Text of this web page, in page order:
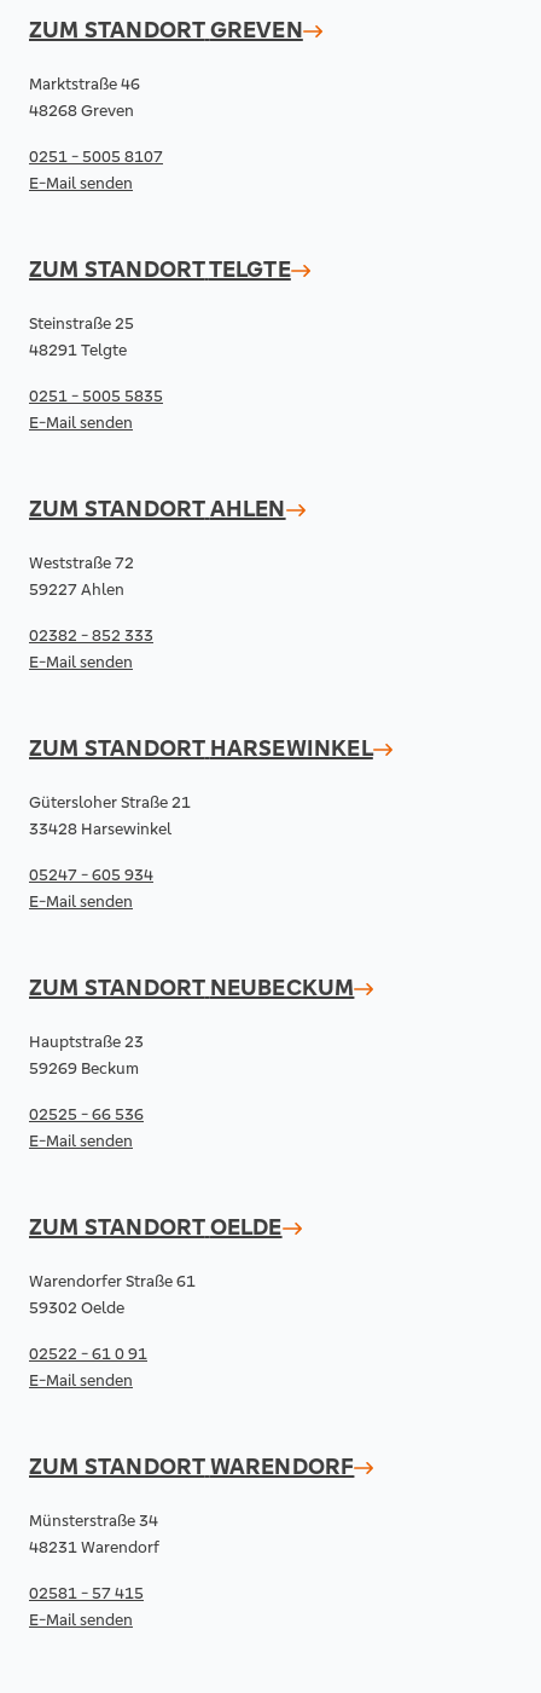
ZUM STANDORTGREVEN
Marktstraße 46
48268 Greven
0251 - 5005 8107
E-Mail senden
ZUM STANDORTTELGTE
Steinstraße 25
48291 Telgte
0251 - 5005 5835
E-Mail senden
ZUM STANDORTAHLEN
Weststraße 72
59227 Ahlen
02382 - 852 333
E-Mail senden
ZUM STANDORT HARSEWINKEL
Gütersloher Straße 21
33428 Harsewinkel
05247 - 605 934
E-Mail senden
ZUM STANDORT NEUBECKUM
Hauptstraße 23
59269 Beckum
02525 - 66 536
E-Mail senden
ZUM STANDORTOELDE
Warendorfer Straße 61
59302 Oelde
02522 - 61 0 91
E-Mail senden
ZUM STANDORTWARENDORF
Münsterstraße 34
48231 Warendorf
02581 - 57 415
E-Mail senden